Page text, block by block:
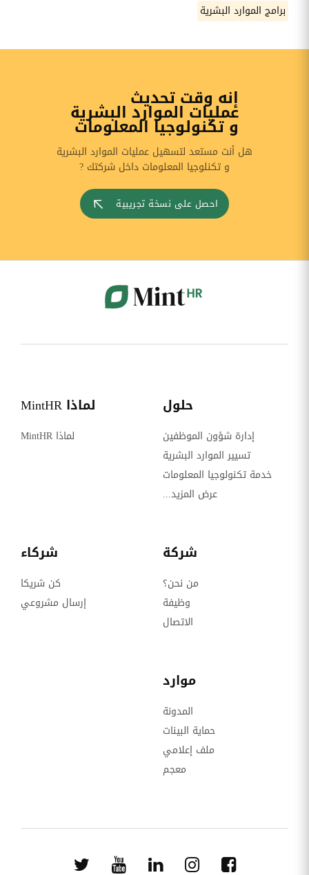
برامج الموارد البشرية
إنه وقت تحديث
عمليات الموارد البشرية
و تكنولوجيا المعلومات
هل أنت مستعد لتسهيل عمليات الموارد البشرية
و تكنلوجيا المعلومات داخل شركتك ?
احصل على نسخة تجريبية
حلول
إدارة شؤون الموظفين
تسيير الموارد البشرية
خدمة تكنولوجيا المعلومات
عرض المزيد...
لماذا MintHR
لماذا MintHR
شركة
من نحن؟
وظيفة
الاتصال
شركاء
كن شريكا
إرسال مشروعي
موارد
المدونة
حماية البينات
ملف إعلامي
معجم